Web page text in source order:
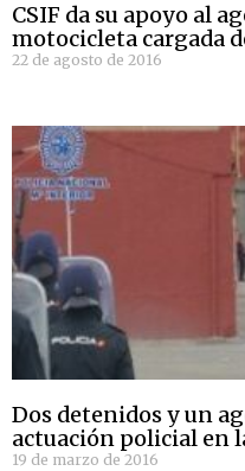
CSIF da su apoyo al
motocicleta cargada
22 de agosto de 2016
Dos detenidos y un
actuación policial en
19 de marzo de 2016